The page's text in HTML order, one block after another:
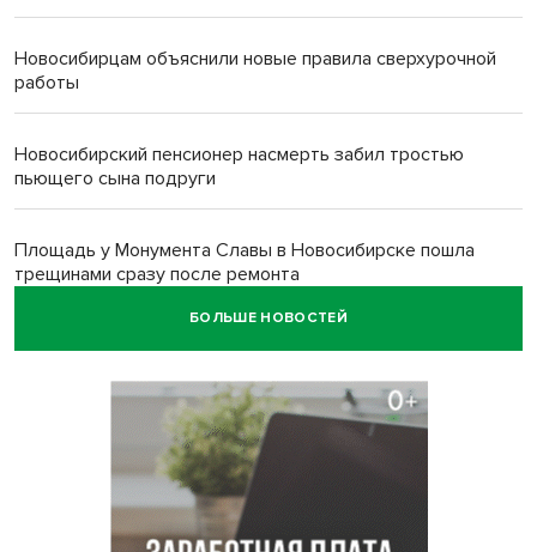
Новосибирцам объяснили новые правила сверхурочной
работы
Новосибирский пенсионер насмерть забил тростью
пьющего сына подруги
Площадь у Монумента Славы в Новосибирске пошла
трещинами сразу после ремонта
БОЛЬШЕ НОВОСТЕЙ